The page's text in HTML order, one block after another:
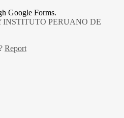
Google Forms.
INSTITUTO PERUANO DE
Report